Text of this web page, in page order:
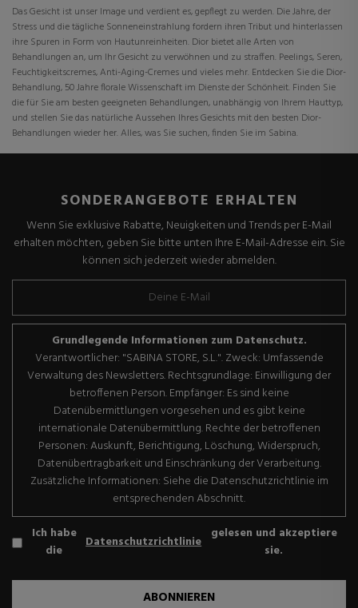
Das Gesicht ist unser Image und verdient es, gepflegt zu werden. Die Jahre, der
Stress und die tägliche Sonneneinstrahlung fordern ihren Tribut und hinterlassen
ihre Spuren in Form von Hautunreinheiten. Dior bietet alle Arten von
Behandlungen an, um Ihr Gesicht zu verwöhnen und zu straffen. Peelings, Seren,
Feuchtigkeitscremes, Anti-Aging-Cremes und vieles mehr. Entdecken Sie die Dior-
Behandlung, 50 Jahre florale Wissenschaft im Dienste der Schönheit. Finden Sie
die für Sie am besten geeigneten Behandlungen, unabhängig von Ihrem Hauttyp,
und stellen Sie das natürliche Aussehen Ihres Gesichts mit den besten Dior-
Behandlungen wieder her. Alles, was Sie suchen, finden Sie im Sabina.
SONDERANGEBOTE ERHALTEN
Wenn Sie exklusive Rabatte, Neuigkeiten und Trends per E-Mail
erhalten möchten, geben Sie bitte unten Ihre E-Mail-Adresse ein. Sie
können sich jederzeit wieder abmelden.
Grundlegende Informationen zum Datenschutz.
Verantwortlicher: "SABINA STORE, S.L.". Zweck: Umfassende
Verwaltung des Newsletters. Rechtsgrundlage: Einwilligung der
betroffenen Person. Empfänger: Es sind keine
Datenübermittlungen vorgesehen und es gibt keine
internationale Datenübermittlung. Rechte der betroffenen
Personen: Auskunft, Berichtigung, Löschung, Widerspruch,
Datenübertragbarkeit und Einschränkung der Verarbeitung.
Zusätzliche Informationen: Siehe die Datenschutzrichtlinie im
entsprechenden Abschnitt.
Ich habe
die
Datenschutzrichtlinie gelesen und akzeptiere
sie.
ABONNIEREN